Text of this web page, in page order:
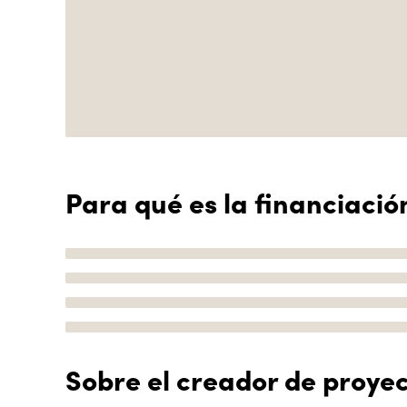
Para qué es la
Sobre el creador de